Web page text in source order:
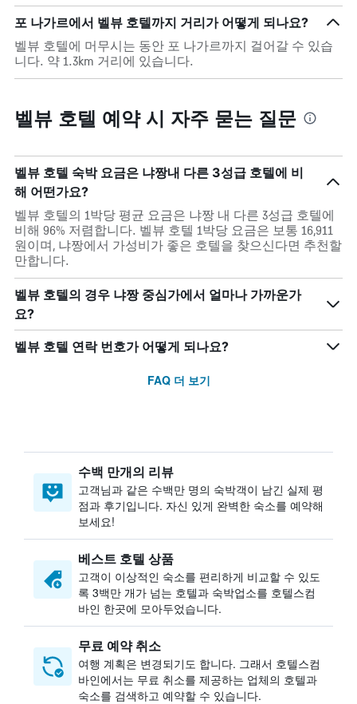
포 나가르에서 벨뷰 호텔까지 거리가 어떻게 되나요?
벨뷰 호텔에 머무시는 동안 포 나가르까지 걸어갈 수 있습
니다. 약 1.3km 거리에 있습니다.
벨뷰 호텔 예약 시 자주 묻는 질문
벨뷰 호텔 숙박 요금은 냐짱내 다른 3성급 호텔에 비
해 어떤가요?
벨뷰 호텔의 1박당 평균 요금은 냐짱 내 다른 3성급 호텔에
비해 96% 저렴합니다. 벨뷰 호텔 1박당 요금은 보통 16,911
원이며, 냐짱에서 가성비가 좋은 호텔을 찾으신다면 추천할
만합니다.
벨뷰 호텔의 경우 냐짱 중심가에서 얼마나 가까운가
요?
벨뷰 호텔 연락 번호가 어떻게 되나요?
FAQ 더 보기
수백 만개의 리뷰
고객님과 같은 수백만 명의 숙박객이 남긴 실제 평
점과 후기입니다. 자신 있게 완벽한 숙소를 예약해
보세요!
베스트 호텔 상품
고객이 이상적인 숙소를 편리하게 비교할 수 있도
록 3백만 개가 넘는 호텔과 숙박업소를 호텔스컴
바인 한곳에 모아두었습니다.
무료 예약 취소
여행 계획은 변경되기도 합니다. ​그래서 호텔스컴
바인에서는 무료 취소를 제공하는 업체의 호텔과
숙소를 검색하고 예약할 수 있습니다.